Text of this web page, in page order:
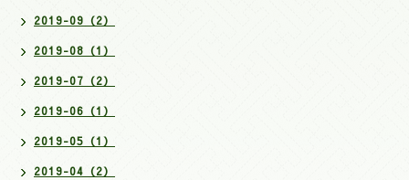
2019-09（2）
2019-08（1）
2019-07（2）
2019-06（1）
2019-05（1）
2019-04（2）